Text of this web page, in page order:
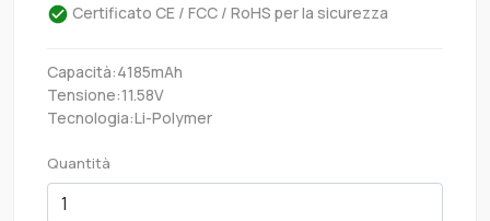
Certificato CE / FCC / RoHS per la sicurezza
Capacità:4185mAh
Tensione:11.58V
Tecnologia:Li-Polymer
Quantità